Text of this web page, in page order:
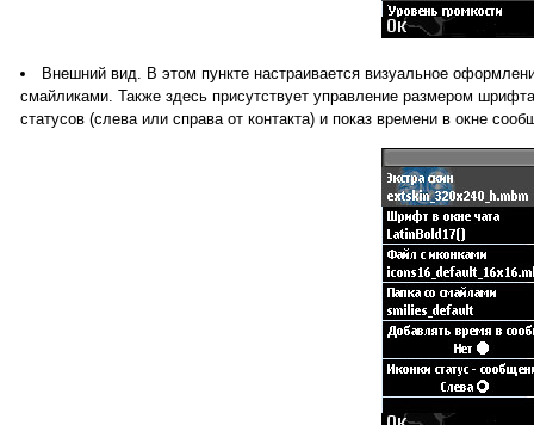
Внешний вид. В этом пункте настраивается визуальное
смайликами. Также здесь присутствует управление размером
статусов (слева или справа от контакта) и показ времени в окне